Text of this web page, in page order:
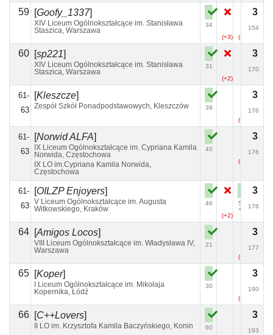
59 [Goofy_1337]
XIV Liceum Ogólnokształcące im. Stanisława
Staszica, Warszawa
34
(+3)
(+2)
3
154
60 [sp221]
XIV Liceum Ogólnokształcące im. Stanisława
Staszica, Warszawa
31
(+2)
3
170
61-
63
[Kleszcze]
Zespół Szkół Ponadpodstawowych, Kleszczów
39
(+6)
3
176
61-
63
[Norwid ALFA]
IX Liceum Ogólnokształcące im. Cypriana Kamila
Norwida, Częstochowa
IX LO im.Cypriana Kamila Norwida,
Częstochowa
40
(+15)
3
176
61-
63
[OILZP Enjoyers]
V Liceum Ogólnokształcące im. Augusta
Witkowskiego, Kraków
46
(+2)
59
+1
3
176
64 [Amigos Locos]
VIII Liceum Ogólnokształcące im. Władysława IV,
Warszawa
21
(+7)
3
177
65 [Koper]
I Liceum Ogólnokształcące im. Mikołaja
Kopernika, Łódź
30
(+6)
3
190
66 [C++Lovers]
II LO im. Krzysztofa Kamila Baczyńskiego, Konin 60
3
193